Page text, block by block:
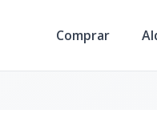
Comprar